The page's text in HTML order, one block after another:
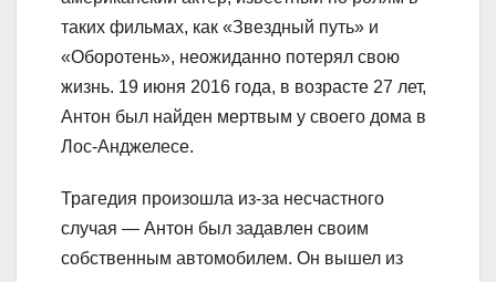
таких фильмах, как «Звездный путь» и
«Оборотень», неожиданно потерял свою
жизнь. 19 июня 2016 года, в возрасте 27 лет,
Антон был найден мертвым у своего дома в
Лос-Анджелесе.
Трагедия произошла из-за несчастного
случая — Антон был задавлен своим
собственным автомобилем. Он вышел из